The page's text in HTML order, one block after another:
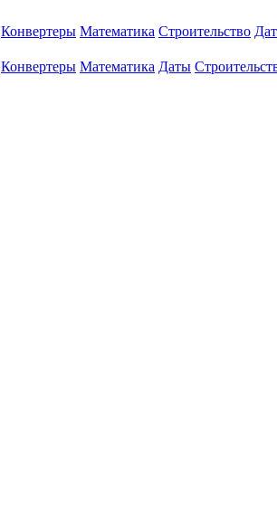
Конвертеры Математика Строительство
Конвертеры Математика Даты